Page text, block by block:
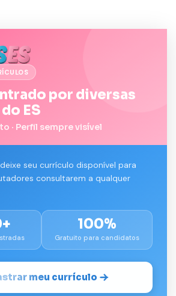
por diversas
ES
· Perfil sempre visível
seu currículo disponível para
consultarem a qualquer
100%
Gratuito para candidatos
meu currículo